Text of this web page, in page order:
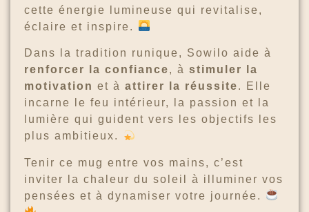
cette énergie lumineuse qui revitalise,
éclaire et inspire.
Dans la tradition runique, Sowilo aide à
renforcer la confiance, à stimuler la
motivation et à attirer la réussite. Elle
incarne le feu intérieur, la passion et la
lumière qui guident vers les objectifs les
plus ambitieux.
Tenir ce mug entre vos mains, c’est
inviter la chaleur du soleil à illuminer vos
pensées et à dynamiser votre journée.